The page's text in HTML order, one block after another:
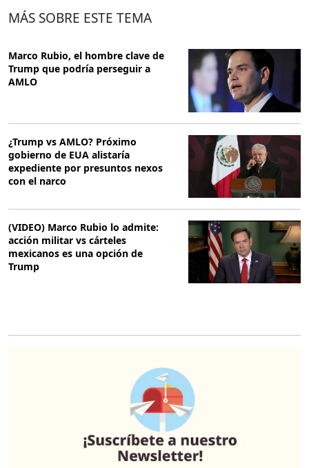
MÁS SOBRE ESTE TEMA
Marco Rubio, el hombre clave de
Trump que podría perseguir a
AMLO
¿Trump vs AMLO? Próximo
gobierno de EUA alistaría
expediente por presuntos nexos
con el narco
(VIDEO) Marco Rubio lo admite:
acción militar vs cárteles
mexicanos es una opción de
Trump